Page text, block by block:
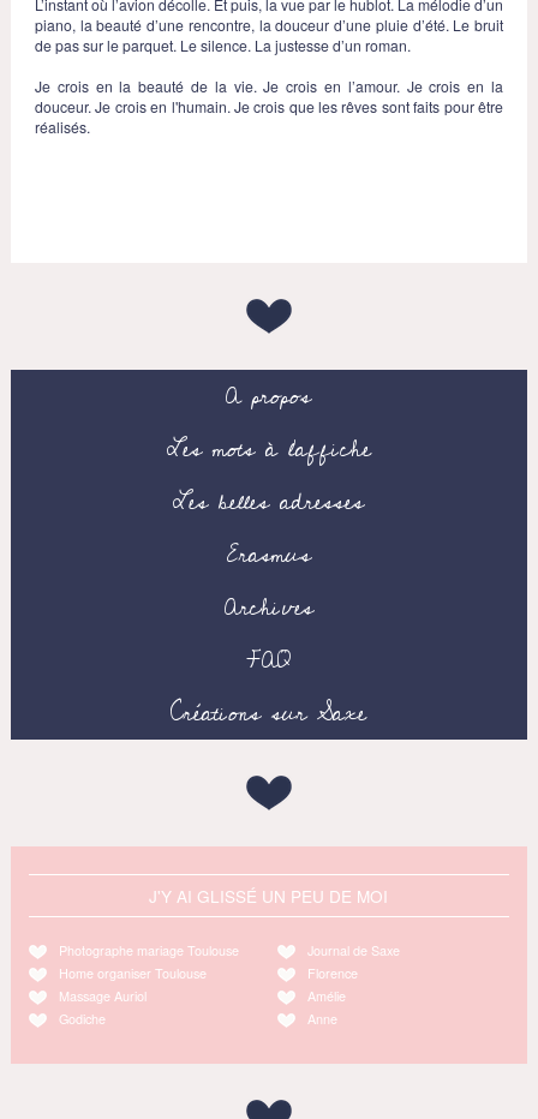
piano, la beauté d’une rencontre, la douceur d’une pluie d’été. Le bruit
de pas sur le parquet. Le silence. La justesse d’un roman.
Je crois en la beauté de la vie. Je crois en l’amour. Je crois en la
douceur. Je crois en l'humain. Je crois que les rêves sont faits pour être
réalisés.
A propos
Les mots à l’affiche
Les belles adresses
Erasmus
Archives
FAQ
Créations sur Saxe
J'Y AI GLISSÉ UN PEU DE MOI
Photographe mariage Toulouse
Home organiser Toulouse
Massage Auriol
Godiche
Journal de Saxe
Florence
Amélie
Anne